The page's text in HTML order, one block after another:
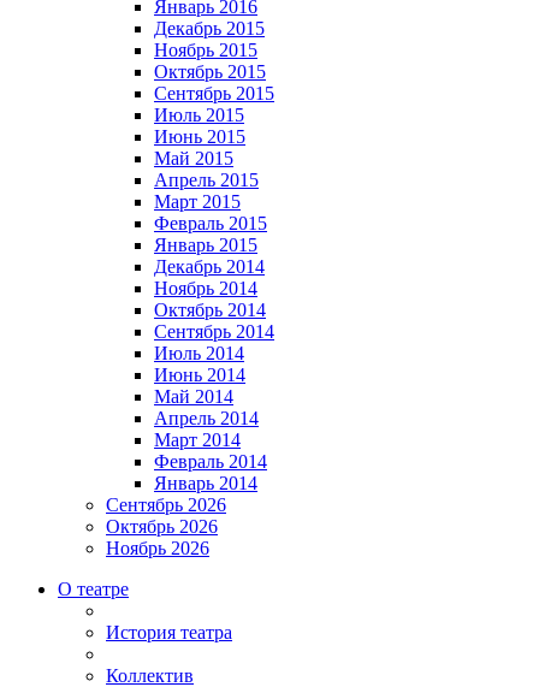
Январь 2016
Декабрь 2015
Ноябрь 2015
Октябрь 2015
Сентябрь 2015
Июль 2015
Июнь 2015
Май 2015
Апрель 2015
Март 2015
Февраль 2015
Январь 2015
Декабрь 2014
Ноябрь 2014
Октябрь 2014
Сентябрь 2014
Июль 2014
Июнь 2014
Май 2014
Апрель 2014
Март 2014
Февраль 2014
Январь 2014
Сентябрь 2026
Октябрь 2026
Ноябрь 2026
О театре
История театра
Коллектив